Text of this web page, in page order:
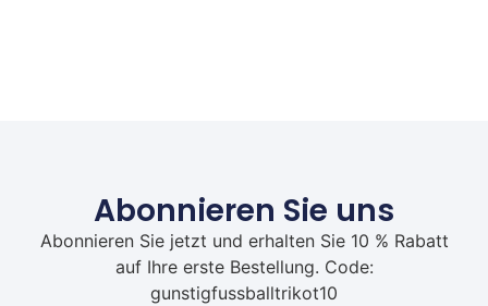
Abonnieren Sie uns
Abonnieren Sie jetzt und erhalten Sie 10 % Rabatt
auf Ihre erste Bestellung. Code:
gunstigfussballtrikot10